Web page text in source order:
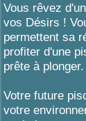
Vous rêvez
vos Désirs !
permettent sa
profiter d'une
prête à plonger.
Votre future
votre